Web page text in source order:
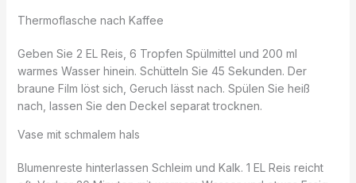
Thermoflasche nach Kaffee
Geben Sie 2 EL Reis, 6 Tropfen Spülmittel und 200 ml
warmes Wasser hinein. Schütteln Sie 45 Sekunden. Der
braune Film löst sich, Geruch lässt nach. Spülen Sie heiß
nach, lassen Sie den Deckel separat trocknen.
Vase mit schmalem hals
Blumenreste hinterlassen Schleim und Kalk. 1 EL Reis reicht